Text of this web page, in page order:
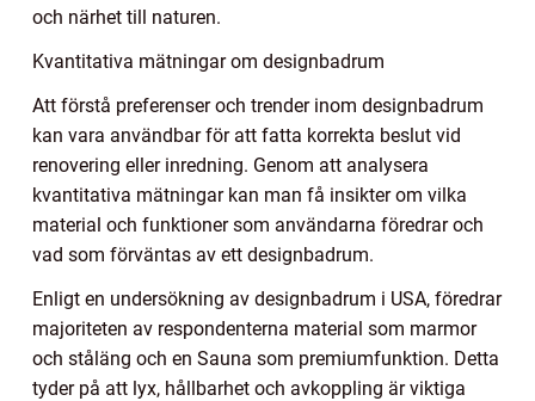
och närhet till naturen.
Kvantitativa mätningar om designbadrum
Att förstå preferenser och trender inom designbadrum
kan vara användbar för att fatta korrekta beslut vid
renovering eller inredning. Genom att analysera
kvantitativa mätningar kan man få insikter om vilka
material och funktioner som användarna föredrar och
vad som förväntas av ett designbadrum.
Enligt en undersökning av designbadrum i USA, föredrar
majoriteten av respondenterna material som marmor
och ståläng och en Sauna som premiumfunktion. Detta
tyder på att lyx, hållbarhet och avkoppling är viktiga